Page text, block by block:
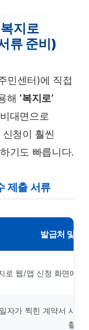
지로
류 준비)
민센터)에 직접
해 ‘복지로’
대면으로
청이 훨씬
기도 빠릅니다.
제출 서류
발급처 및 준
로 웹/앱 신청 화면에서
자가 찍힌 계약서 사진
촬영